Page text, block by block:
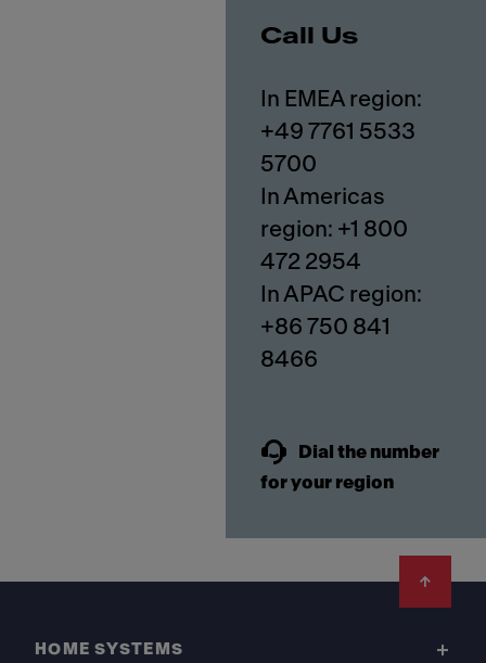
Call Us
In EMEA region:
+49 7761 5533
5700
In Americas
region: +1 800
472 2954
In APAC region:
+86 750 841
8466
Dial the number
for your region
HOME SYSTEMS